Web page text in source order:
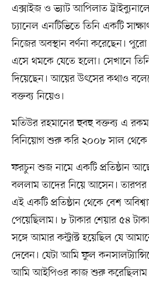
এক্সাইজ ও ভ্যাট আপিলাত
চ্যানেল এনটিভিতে তিনি একটি
নিজের অবস্থান বর্ণনা করেছেন।
এসে থমকে যেতে হলো। সেখানে
দিয়েছেন। আয়ের উৎসের কথাও
বক্তব্য নিয়েও।
মতিউর রহমানের হুবহু বক্তব্য এ
বিনিয়োগ শুরু করি ২০০৮ সাল
ফরচুন শুজ নামে একটি প্রতিষ্ঠান
বললাম তাদের নিয়ে আসেন। তারপর
এই একটি প্রতিষ্ঠান থেকে বেশ
পেয়েছিলাম। ৮ টাকার শেয়ার ৫৪
সঙ্গে আমার কন্ট্রাক্ট হয়েছিল যে
দেবেন। যেটা আমি ফুল
আমি আইপিওর কাজ শুরু